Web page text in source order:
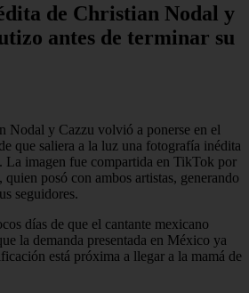
de Christian Nodal y
antes de terminar su
Nodal y Cazzu volvió a ponerse en el
que saliera a la luz una fotografía inédita
La imagen fue compartida en TikTok por
quien posó con ambos artistas, generando
seguidores.
días de que el cantante mexicano
la demanda presentada en México ya
está próxima a llegar a la mamá de